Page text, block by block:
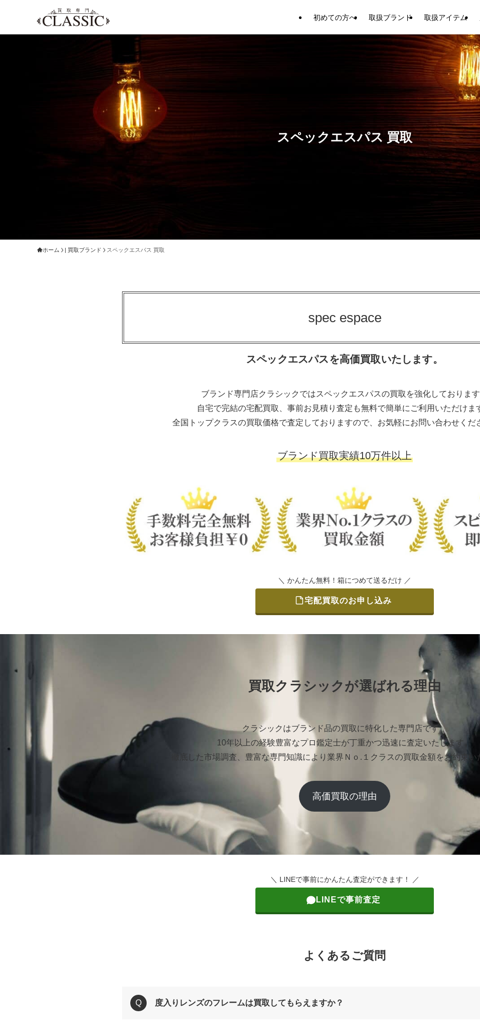
初めての方へ 取扱ブランド 取扱アイテム
スペックエスパス 買取
ホーム | 買取ブランド スペックエスパス 買取
spec espace
スペックエスパスを高価買取いたします。
ブランド専門店クラシックではスペックエスパスの買取を強化しております
自宅で完結の宅配買取、事前お見積り査定も無料で簡単にご利用いただけま
全国トップクラスの買取価格で査定しておりますので、お気軽にお問い合わせくだ
ブランド買取実績10万件以上
＼ かんたん無料！箱につめて送るだけ ／
宅配買取のお申し込み
買取クラシックが選ばれる理由
クラシックはブランド品の買取に特化した専門店です。
10年以上の経験豊富なプロ鑑定士が丁重かつ迅速に査定いたします。
徹底した市場調査、豊富な専門知識により業界Ｎｏ.１クラスの買取金額をお約束い
高価買取の理由
＼ LINEで事前にかんたん査定ができます！ ／
LINEで事前査定
よくあるご質問
度入りレンズのフレームは買取してもらえますか？